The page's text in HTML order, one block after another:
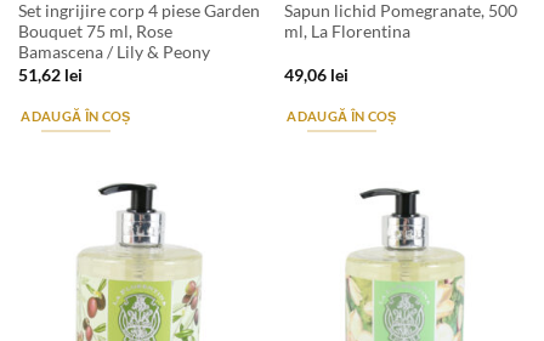
Set ingrijire corp 4 piese Garden
Bouquet 75 ml, Rose
Bamascena / Lily & Peony
51,62 lei
ADAUGĂ ÎN COȘ
Sapun lichid Pomegranate, 500
ml, La Florentina
49,06 lei
ADAUGĂ ÎN COȘ